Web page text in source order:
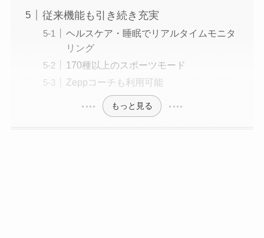
従来機能も引き続き充実
ヘルスケア・睡眠でリアルタイムモニタ
リング
170種以上のスポーツモード
Zeppコーチも利用可能
もっと見る